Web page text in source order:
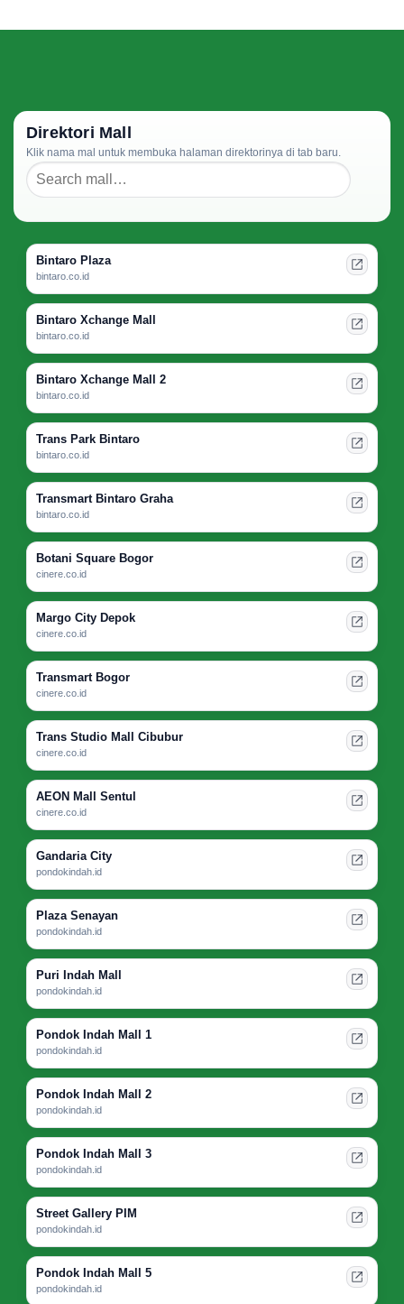
Direktori Mall
Klik nama mal untuk membuka halaman direktorinya di tab baru.
Bintaro Plaza
bintaro.co.id
Bintaro Xchange Mall
bintaro.co.id
Bintaro Xchange Mall 2
bintaro.co.id
Trans Park Bintaro
bintaro.co.id
Transmart Bintaro Graha
bintaro.co.id
Botani Square Bogor
cinere.co.id
Margo City Depok
cinere.co.id
Transmart Bogor
cinere.co.id
Trans Studio Mall Cibubur
cinere.co.id
AEON Mall Sentul
cinere.co.id
Gandaria City
pondokindah.id
Plaza Senayan
pondokindah.id
Puri Indah Mall
pondokindah.id
Pondok Indah Mall 1
pondokindah.id
Pondok Indah Mall 2
pondokindah.id
Pondok Indah Mall 3
pondokindah.id
Street Gallery PIM
pondokindah.id
Pondok Indah Mall 5
pondokindah.id